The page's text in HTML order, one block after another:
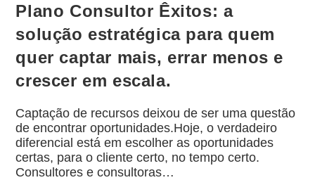
Plano Consultor Êxitos: a
solução estratégica para quem
quer captar mais, errar menos e
crescer em escala.
Captação de recursos deixou de ser uma questão
de encontrar oportunidades.Hoje, o verdadeiro
diferencial está em escolher as oportunidades
certas, para o cliente certo, no tempo certo.
Consultores e consultoras…